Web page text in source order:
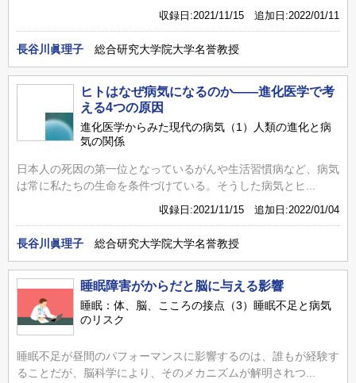
収録日:2021/11/15 追加日:2022/01/11
長谷川眞理子 総合研究大学院大学名誉教授
ヒトはなぜ病気になるのか――進化医学で考
える4つの原因
進化医学からみた現代の病気（1）人類の進化と病
気の関係
日本人の死因の第一位となっているがんや生活習慣病など、病気
は常に私たちの生命を条件づけている。そうした病気とヒ...
収録日:2021/11/15 追加日:2022/01/04
長谷川眞理子 総合研究大学院大学名誉教授
睡眠障害がからだと脳に与える影響
睡眠：体、脳、こころの接点（3）睡眠不足と病気
のリスク
睡眠不足が昼間のパフォーマンスに影響するのは、誰もが経験す
ることだが、脳科学により、そのメカニズムが解明されつ...